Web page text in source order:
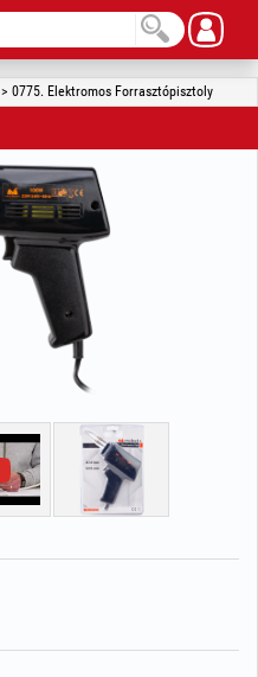
> 0775. Elektromos Forrasztópisztoly